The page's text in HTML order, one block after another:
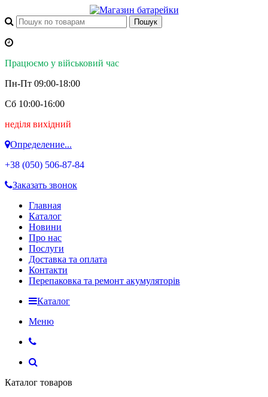
Працюємо у військовий час
Пн-Пт 09:00-18:00
Сб 10:00-16:00
неділя вихідний
Определение...
+38 (050) 506-87-84
Заказать звонок
Главная
Каталог
Новини
Про нас
Послуги
Доставка та оплата
Контакти
Перепаковка та ремонт акумуляторів
Каталог
Меню
Каталог товаров